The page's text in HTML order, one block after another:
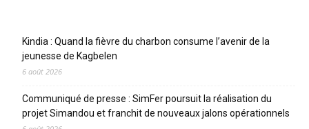
Kindia : Quand la fièvre du charbon consume l’avenir de la
jeunesse de Kagbelen
6 août 2026
Communiqué de presse : SimFer poursuit la réalisation du
projet Simandou et franchit de nouveaux jalons opérationnels